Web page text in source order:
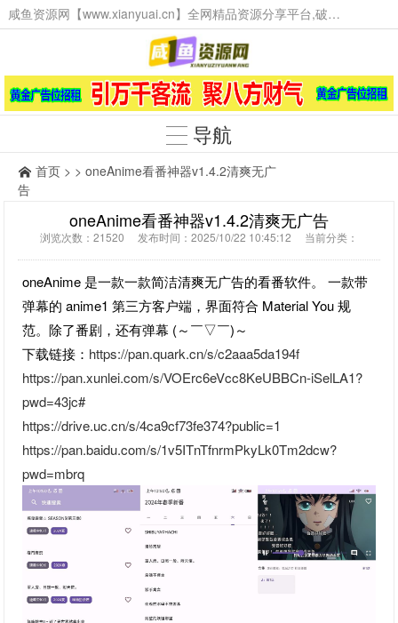
咸鱼资源网【www.xianyuai.cn】全网精品资源分享平台,破解软件,技术源码,火爆项目,工具辅助,这里无所不有。
导航
首页 > > oneAnime看番神器v1.4.2清爽无广
告
oneAnime看番神器v1.4.2清爽无广告
浏览次数：21520 发布时间：2025/10/22 10:45:12 当前分类：
oneAnime 是一款一款简洁清爽无广告的看番软件。 一款带
弹幕的 anime1 第三方客户端，界面符合 Material You 规
范。除了番剧，还有弹幕 (～￣▽￣)～
下载链接： https://pan.quark.cn/s/c2aaa5da194f
https://pan.xunlei.com/s/VOErc6eVcc8KeUBBCn-iSelLA1?
pwd=43jc#
https://drive.uc.cn/s/4ca9cf73fe374?public=1
https://pan.baidu.com/s/1v5ITnTfnrmPkyLk0Tm2dcw?
pwd=mbrq